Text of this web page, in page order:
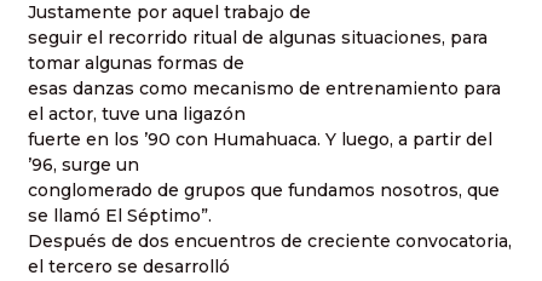
Justamente por aquel trabajo de
seguir el recorrido ritual de algunas situaciones, para
tomar algunas formas de
esas danzas como mecanismo de entrenamiento para
el actor, tuve una ligazón
fuerte en los ’90 con Humahuaca. Y luego, a partir del
’96, surge un
conglomerado de grupos que fundamos nosotros, que
se llamó El Séptimo”.
Después de dos encuentros de creciente convocatoria,
el tercero se desarrolló